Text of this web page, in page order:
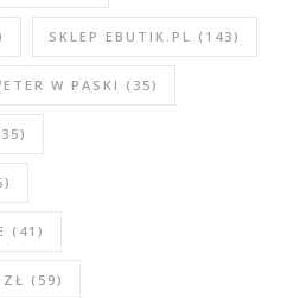
SKLEP EBUTIK.PL (143)
W PASKI (35)
(41)
(59)